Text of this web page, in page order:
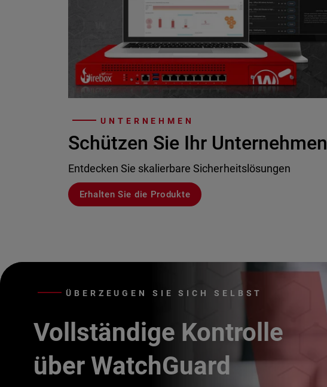
UNTERNEHMEN
Schützen Sie Ihr Unternehmen
Entdecken Sie skalierbare Sicherheitslösungen
Erhalten Sie die Produkte
ÜBERZEUGEN SIE SICH SELBST
Vollständige Kontrolle
über WatchGuard